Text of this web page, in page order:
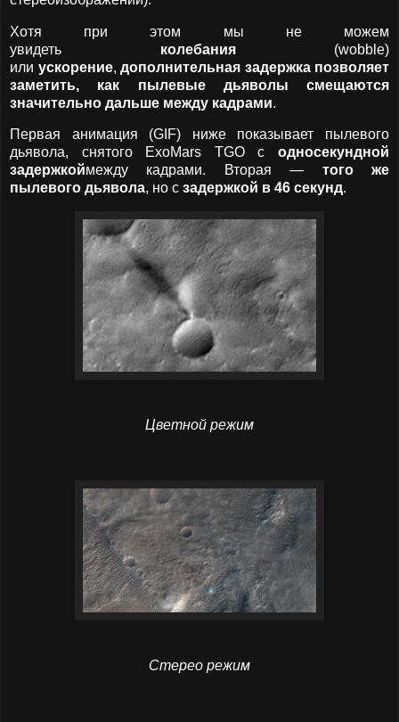
Хотя при этом мы не можем
увидеть колебания(wobble)
или ускорение, дополнительная задержка позволяет
заметить, как пылевые дьяволы смещаются
значительно дальше между кадрами.
Первая анимация (GIF) ниже показывает пылевого
дьявола, снятого ExoMars TGO с односекундной
задержкоймежду кадрами. Вторая — того же
пылевого дьявола, но с задержкой в 46 секунд.
Цветной режим
Стерео режим